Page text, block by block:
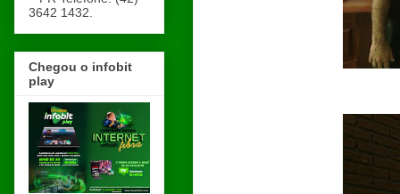
3642 1432.
Chegou o infobit
play